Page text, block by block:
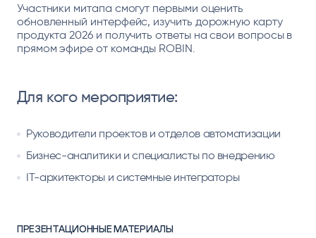
Участники митапа смогут первыми оценить
обновленный интерфейс, изучить дорожную карту
продукта 2026 и получить ответы на свои вопросы в
прямом эфире от команды ROBIN.
Для кого мероприятие:
Руководители проектов и отделов автоматизации
Бизнес-аналитики и специалисты по внедрению
IT-архитекторы и системные интеграторы
ПРЕЗЕНТАЦИОННЫЕ МАТЕРИАЛЫ